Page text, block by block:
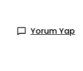
Yorum Yap